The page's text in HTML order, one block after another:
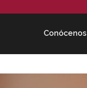
Conócenos